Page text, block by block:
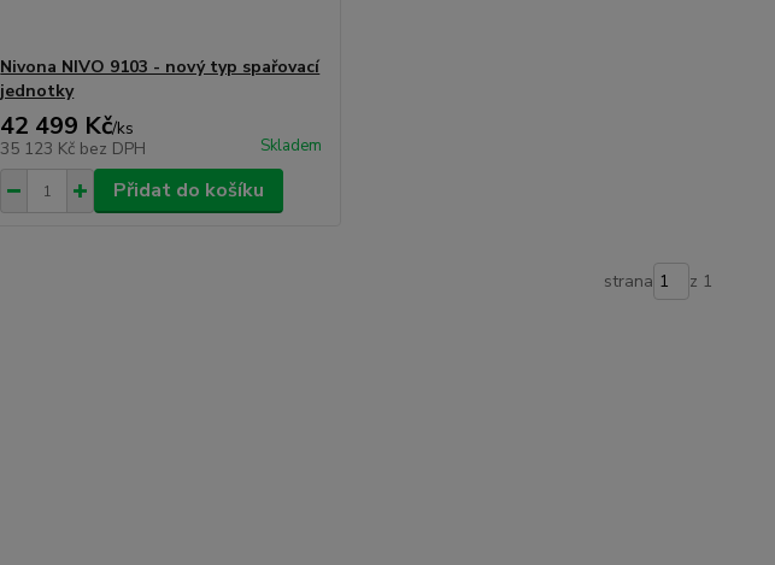
Nivona NIVO 9103 - nový typ spařovací
jednotky
42 499 Kč/ks
35 123 Kč bez DPH Skladem
Přidat do košíku
strana z 1